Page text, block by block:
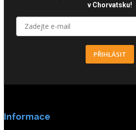
v Chorvatsku!
PŘIHLÁSIT
Informace